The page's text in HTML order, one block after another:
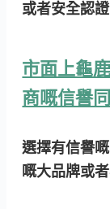
或者安全認
市面上龜
商嘅信譽
選擇有信譽
嘅大品牌或